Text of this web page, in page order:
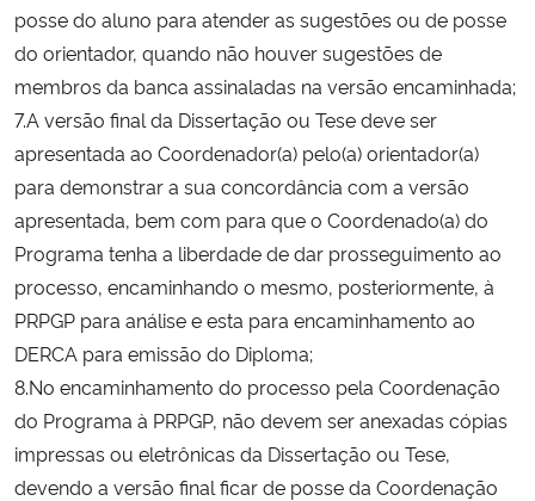
posse do aluno para atender as sugestões ou de posse
do orientador, quando não houver sugestões de
membros da banca assinaladas na versão encaminhada;
7.A versão final da Dissertação ou Tese deve ser
apresentada ao Coordenador(a) pelo(a) orientador(a)
para demonstrar a sua concordância com a versão
apresentada, bem com para que o Coordenado(a) do
Programa tenha a liberdade de dar prosseguimento ao
processo, encaminhando o mesmo, posteriormente, à
PRPGP para análise e esta para encaminhamento ao
DERCA para emissão do Diploma;
8.No encaminhamento do processo pela Coordenação
do Programa à PRPGP, não devem ser anexadas cópias
impressas ou eletrônicas da Dissertação ou Tese,
devendo a versão final ficar de posse da Coordenação